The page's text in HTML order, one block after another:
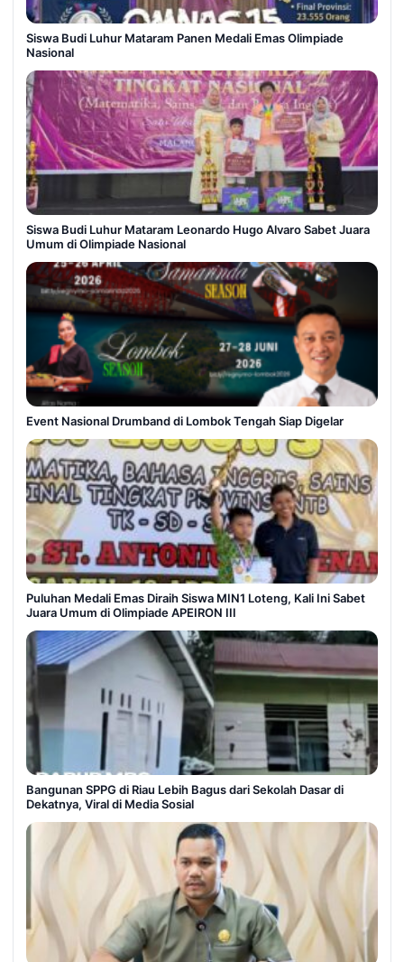
Siswa Budi Luhur Mataram Panen Medali Emas Olimpiade
Nasional
Siswa Budi Luhur Mataram Leonardo Hugo Alvaro Sabet Juara
Umum di Olimpiade Nasional
Event Nasional Drumband di Lombok Tengah Siap Digelar
Puluhan Medali Emas Diraih Siswa MIN1 Loteng, Kali Ini Sabet
Juara Umum di Olimpiade APEIRON III
Bangunan SPPG di Riau Lebih Bagus dari Sekolah Dasar di
Dekatnya, Viral di Media Sosial